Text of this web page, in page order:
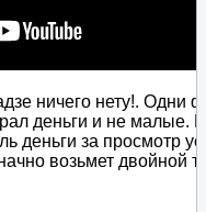
ничего нету!. Одни
деньги и не малые.
деньги за просмотр
возьмет двойной